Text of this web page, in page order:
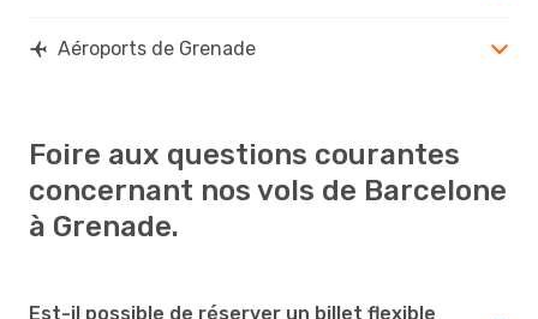
Aéroports de Grenade
Foire aux questions courantes
concernant nos vols de Barcelone
à Grenade.
Est-il possible de réserver un billet flexible